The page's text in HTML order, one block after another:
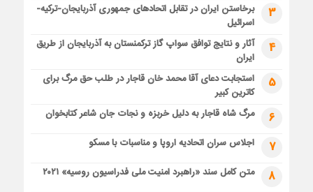
3
برخاستن ایران در تقابل اتحادهای جمهوری آذربایجان-ترکیه-
اسرائیل
4
آثار و نتایج توافق سواپ گاز ترکمنستان به آذربایجان از طریق
ایران
5
استجابت دعای آقا محمد خان قاجار در طلب حق مرگ برای
کاترین کبیر
6 مرگ شاه قاجار به دلیل خربزه و نجات جان شاعر کتابخوان
7 اجلاس سران اتحادیه اروپا و مناسبات با مسکو
8 متن کامل سند «راهبرد امنیت ملی فدراسیون روسیه» ۲۰۲۱